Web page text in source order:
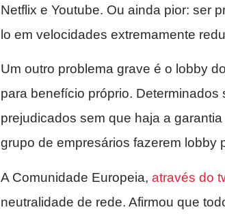
Netflix e Youtube. Ou ainda pior: ser
lo em velocidades extremamente
Um outro problema grave é o lobby
para benefício próprio.
prejudicados sem que haja a
grupo de empresários fazerem lobby
A Comunidade Europeia, através do
neutralidade de rede. Afirmou que